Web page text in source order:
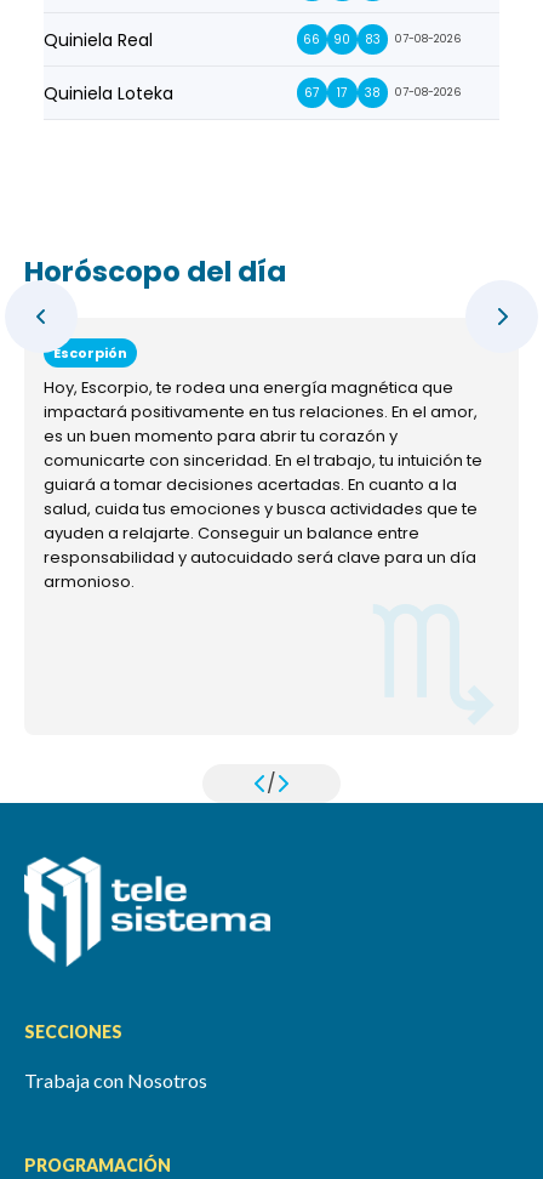
Quiniela Real 66 90 83 07-08-2026
Quiniela Loteka 67 17 38 07-08-2026
Horóscopo del día
Escorpión
Hoy, Escorpio, te rodea una energía magnética que
impactará positivamente en tus relaciones. En el amor,
es un buen momento para abrir tu corazón y
comunicarte con sinceridad. En el trabajo, tu intuición te
guiará a tomar decisiones acertadas. En cuanto a la
salud, cuida tus emociones y busca actividades que te
ayuden a relajarte. Conseguir un balance entre
responsabilidad y autocuidado será clave para un día
armonioso.
/
SECCIONES
Trabaja con Nosotros
PROGRAMACIÓN